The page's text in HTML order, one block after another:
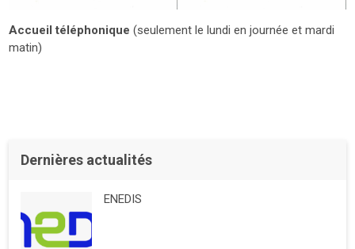
Accueil téléphonique (seulement le lundi en journée et mardi
matin)
Dernières actualités
ENEDIS